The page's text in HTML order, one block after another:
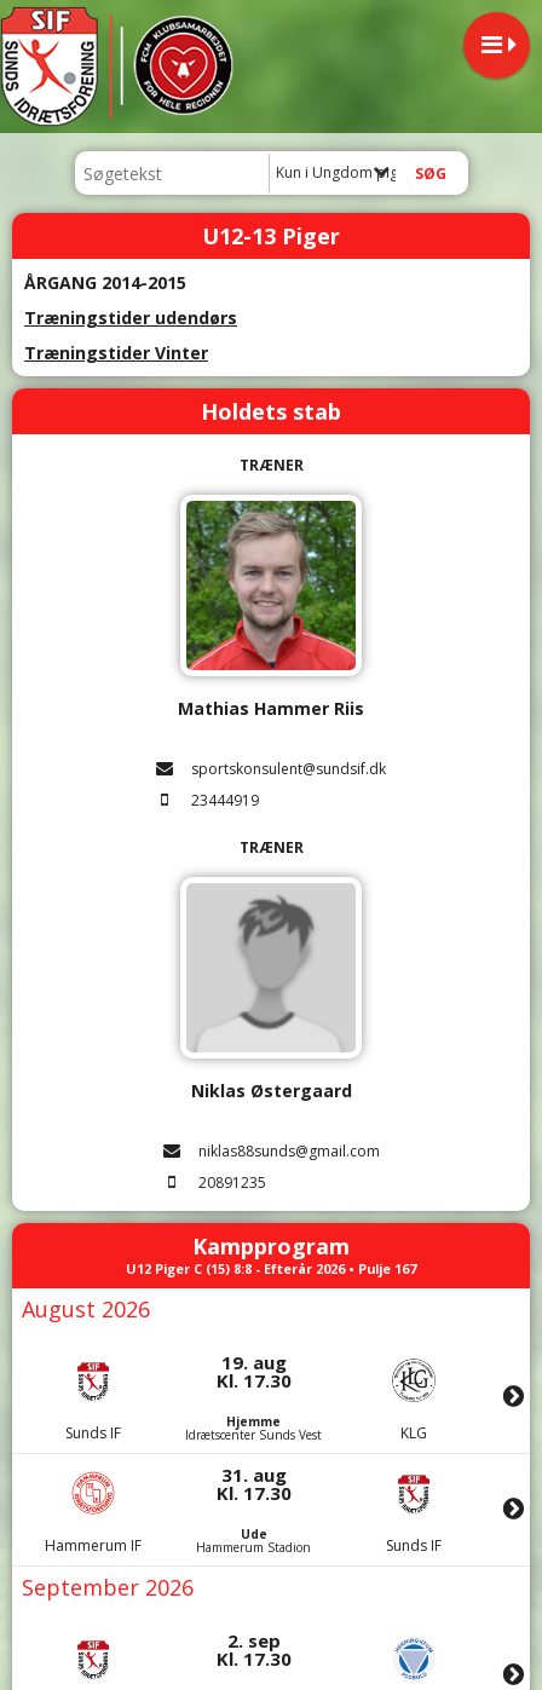
Kun i Ungdom piger
U12-13 Piger
ÅRGANG 2014-2015
Træningstider udendørs
Træningstider Vinter
Holdets stab
TRÆNER
Mathias Hammer Riis
sportskonsulent@sundsif.dk
23444919
TRÆNER
Niklas Østergaard
niklas88sunds@gmail.com
20891235
Kampprogram
U12 Piger C (15) 8:8 - Efterår 2026 • Pulje 167
August 2026
Sunds IF
19. aug
Kl. 17.30
Hjemme
Idrætscenter Sunds Vest KLG
Hammerum IF
31. aug
Kl. 17.30
Ude
Hammerum Stadion Sunds IF
September 2026
2. sep
Kl. 17.30